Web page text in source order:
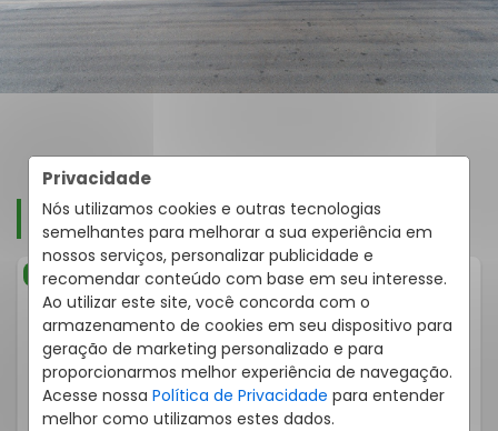
Privacidade
Nós utilizamos cookies e outras tecnologias
semelhantes para melhorar a sua experiência em
nossos serviços, personalizar publicidade e
recomendar conteúdo com base em seu interesse.
Ao utilizar este site, você concorda com o
armazenamento de cookies em seu dispositivo para
geração de marketing personalizado e para
proporcionarmos melhor experiência de navegação.
Acesse nossa Política de Privacidade para entender
melhor como utilizamos estes dados.
UNIDADES DISPONÍVEIS
Lançamento